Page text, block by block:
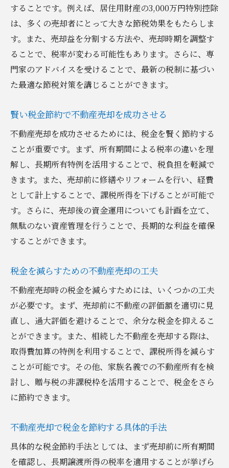
することです。例えば、居住用財産の3,000万円特別控除
は、多くの売却者にとって大きな節税効果をもたらしま
す。また、売却益を分割する方法や、売却時期を調整す
ることで、税率が変わる可能性もあります。さらに、専
門家のアドバイスを受けることで、最新の税制に基づい
た最適な節税対策を講じることができます。
賢い税金節約で不動産売却を成功させる
不動産売却を成功させるためには、税金を賢く節約する
ことが重要です。まず、所有期間による税率の違いを理
解し、長期所有特例を活用することで、税負担を軽減で
きます。また、売却前に修繕やリフォームを行い、経費
として計上することで、課税所得を下げることが可能で
す。さらに、売却後の資金運用についても計画を立て、
無駄のない資産管理を行うことで、長期的な利益を確保
することができます。
税金を減らすための不動産売却の工夫
不動産売却時の税金を減らすためには、いくつかの工夫
が必要です。まず、売却前に不動産の評価額を適切に見
直し、過大評価を避けることで、余分な税金を抑えるこ
とができます。また、相続した不動産を売却する際は、
取得費加算の特例を利用することで、課税所得を減らす
ことが可能です。その他、家族名義での不動産所有を検
討し、贈与税の非課税枠を活用することで、税金をさら
に節約できます。
不動産売却で税金を節約する具体的手法
具体的な税金節約手法としては、まず売却前に所有期間
を確認し、長期譲渡所得の税率を適用することが挙げら